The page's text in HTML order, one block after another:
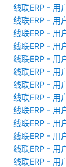
线联ERP - 用
线联ERP - 用
线联ERP - 用
线联ERP - 用
线联ERP - 用
线联ERP - 用
线联ERP - 用
线联ERP - 用
线联ERP - 用
线联ERP - 用
线联ERP - 用
线联ERP - 用
线联ERP - 用